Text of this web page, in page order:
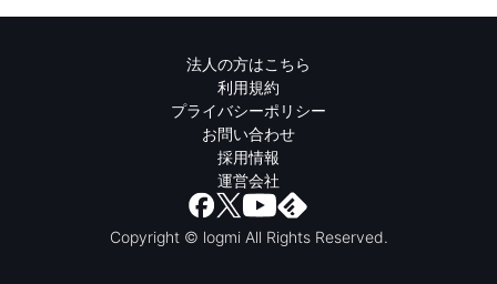
法人の方はこちら
利用規約
プライバシーポリシー
お問い合わせ
採用情報
運営会社
Copyright © logmi All Rights Reserved.